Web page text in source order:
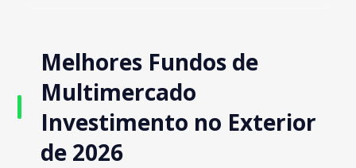
Melhores Fundos de
Multimercado
Investimento no Exterior
de 2026